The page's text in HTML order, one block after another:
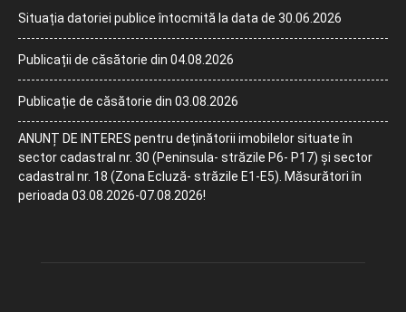
Situația datoriei publice întocmită la data de 30.06.2026
Publicații de căsătorie din 04.08.2026
Publicație de căsătorie din 03.08.2026
ANUNȚ DE INTERES pentru deținătorii imobilelor situate în
sector cadastral nr. 30 (Peninsula- străzile P6- P17) și sector
cadastral nr. 18 (Zona Ecluză- străzile E1-E5). Măsurători în
perioada 03.08.2026-07.08.2026!